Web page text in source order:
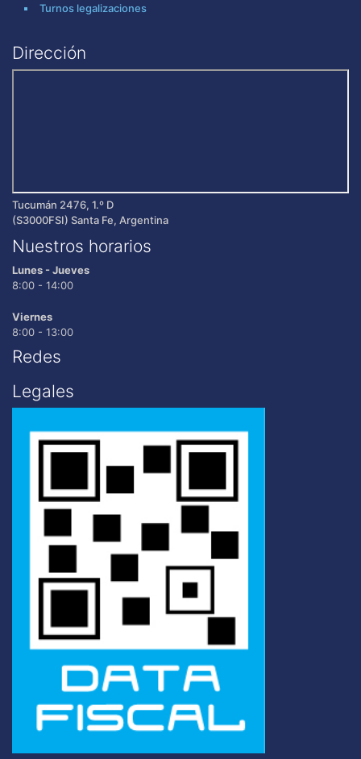
Turnos legalizaciones
Dirección
Tucumán 2476, 1.º D
(S3000FSI) Santa Fe, Argentina
Nuestros horarios
Lunes - Jueves
8:00 - 14:00
Viernes
8:00 - 13:00
Redes
Legales